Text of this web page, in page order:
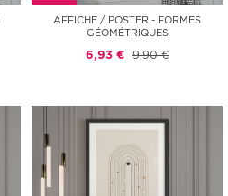
AFFICHE / POSTER - FORMES
GÉOMÉTRIQUES
6,93 € 9,90 €